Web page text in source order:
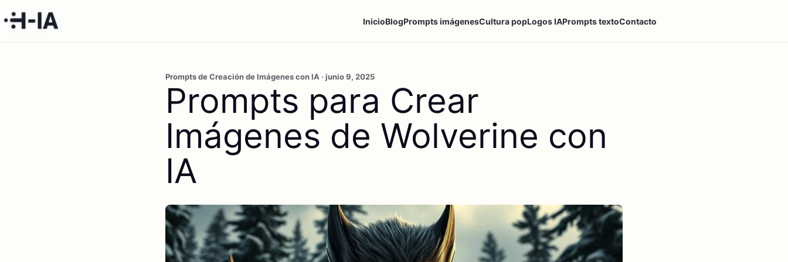
InicioBlogPrompts imágenesCultura popLogos IAPrompts textoContacto
Prompts de Creación de Imágenes con IA · junio 9, 2025
Prompts para Crear
Imágenes de Wolverine con
IA